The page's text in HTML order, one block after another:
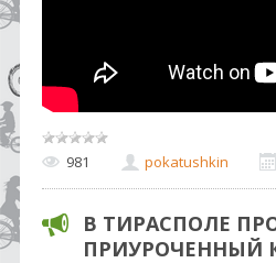
981 pokatushkin
В ТИРАСПОЛЕ
ПРИУРОЧЕННЫЙ